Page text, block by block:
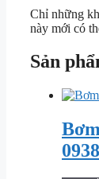
Chỉ những
này mới có
Sản